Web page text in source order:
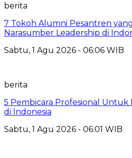
berita
7 Tokoh Alumni Pesantren
Narasumber Leadership di
Sabtu, 1 Agu 2026 - 06:06 WIB
berita
5 Pembicara Profesional Untuk
di Indonesia
Sabtu, 1 Agu 2026 - 06:01 WIB